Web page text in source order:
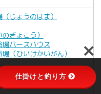
じょうのはま）
ぎょこう）
バースハウス
（ひいけかいがん）
じろこうえん）
仕掛けと釣り方